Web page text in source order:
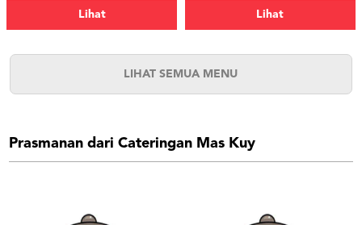
Lihat Lihat
LIHAT SEMUA MENU
Prasmanan dari Cateringan Mas Kuy